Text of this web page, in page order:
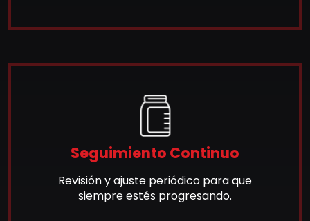
Seguimiento Continuo
Revisión y ajuste periódico para que
siempre estés progresando.